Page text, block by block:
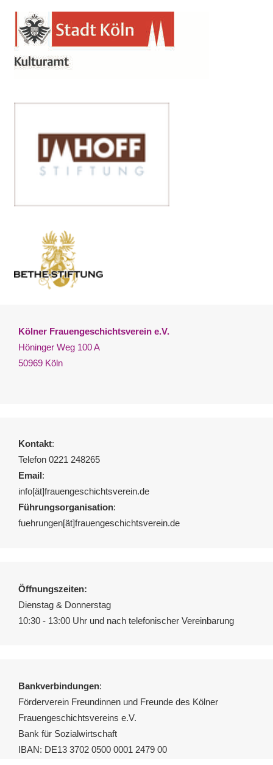
Kölner Frauengeschichtsverein e.V.
Höninger Weg 100 A
50969 Köln
Kontakt:
Telefon 0221 248265
Email:
info[ät]frauengeschichtsverein.de
Führungsorganisation:
fuehrungen[ät]frauengeschichtsverein.de
Öffnungszeiten:
Dienstag & Donnerstag
10:30 - 13:00 Uhr und nach telefonischer Vereinbarung
Bankverbindungen:
Förderverein Freundinnen und Freunde des Kölner
Frauengeschichtsvereins e.V.
Bank für Sozialwirtschaft
IBAN: DE13 3702 0500 0001 2479 00